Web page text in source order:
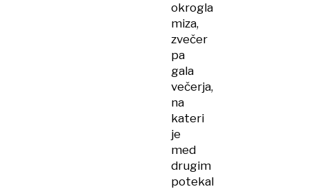
okrogla
miza,
zvečer
pa
gala
večerja,
na
kateri
je
med
drugim
potekal